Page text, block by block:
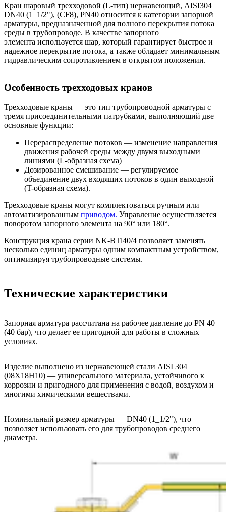
Особенность трехходовых кранов
Трехходовые краны — это тип трубопроводной арматуры с
тремя присоединительными патрубками, выполняющий две
основные функции:
Перераспределение потоков — изменение направления
движения рабочей среды между двумя выходными
линиями (L-образная схема)
Дозированное смешивание — регулируемое
объединение двух входящих потоков в один выходной
(T-образная схема).
Трехходовые краны могут комплектоваться ручным или
автоматизированным приводом. Управление осуществляется
поворотом запорного элемента на 90° или 180°.
Конструкция крана серии NK-BTl40/4 позволяет заменять
несколько единиц арматуры одним компактным устройством,
оптимизируя трубопроводные системы.
Кран шаровый трехходовой (L-тип) нержавеющий, AISI304
DN40 (1_1/2"), (CF8), PN40 относится к категории запорной
арматуры, предназначенной для полного перекрытия потока
среды в трубопроводе. В качестве запорного
элемента используется шар, который гарантирует быстрое и
надежное перекрытие потока, а также обладает минимальным
гидравлическим сопротивлением в открытом положении.
Технические характеристики
Запорная арматура рассчитана на рабочее давление до PN 40
(40 бар), что делает ее пригодной для работы в сложных
условиях.
Изделие выполнено из нержавеющей стали AISI 304
(08Х18Н10) — универсального материала, устойчивого к
коррозии и пригодного для применения с водой, воздухом и
многими химическими веществами.
Номинальный размер арматуры — DN40 (1_1/2"), что
позволяет использовать его для трубопроводов среднего
диаметра.